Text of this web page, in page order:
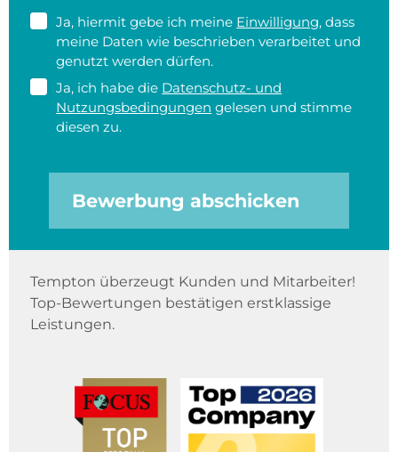
Ja, hiermit gebe ich meine Einwilligung, dass
meine Daten wie beschrieben verarbeitet und
genutzt werden dürfen.
Ja, ich habe die Datenschutz- und
Nutzungsbedingungen gelesen und stimme
diesen zu.
Bewerbung abschicken
Tempton überzeugt Kunden und Mitarbeiter!
Top-Bewertungen bestätigen erstklassige
Leistungen.